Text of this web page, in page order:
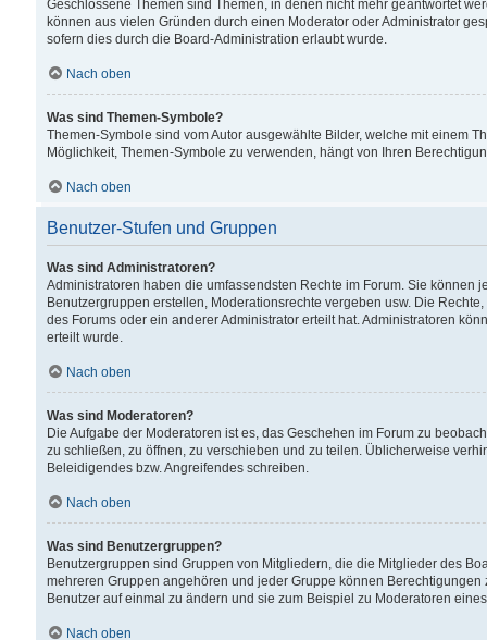
Geschlossene Themen sind Themen, in denen nicht mehr geantwortet
können aus vielen Gründen durch einen Moderator oder Administrator
sofern dies durch die Board-Administration erlaubt wurde.
Nach oben
Was sind Themen-Symbole?
Themen-Symbole sind vom Autor ausgewählte Bilder, welche mit einem
Möglichkeit, Themen-Symbole zu verwenden, hängt von Ihren
Nach oben
Benutzer-Stufen und Gruppen
Was sind Administratoren?
Administratoren haben die umfassendsten Rechte im Forum. Sie können
Benutzergruppen erstellen, Moderationsrechte vergeben usw. Die
des Forums oder ein anderer Administrator erteilt hat. Administratoren
erteilt wurde.
Nach oben
Was sind Moderatoren?
Die Aufgabe der Moderatoren ist es, das Geschehen im Forum zu
zu schließen, zu öffnen, zu verschieben und zu teilen. Üblicherweise
Beleidigendes bzw. Angreifendes schreiben.
Nach oben
Was sind Benutzergruppen?
Benutzergruppen sind Gruppen von Mitgliedern, die die Mitglieder des
mehreren Gruppen angehören und jeder Gruppe können
Benutzer auf einmal zu ändern und sie zum Beispiel zu Moderatoren
Nach oben